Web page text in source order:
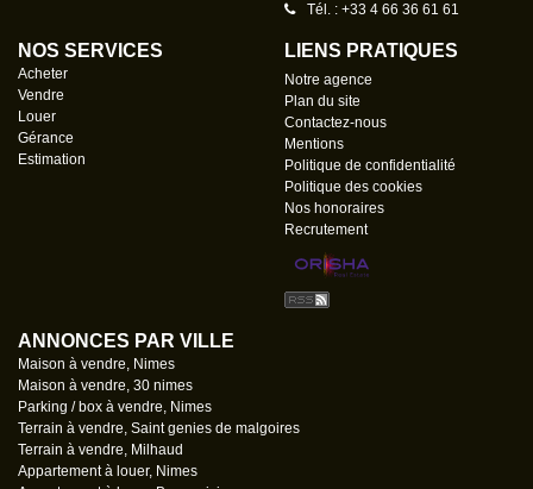
Tél. : +33 4 66 36 61 61
NOS SERVICES
Acheter
Vendre
Louer
Gérance
Estimation
LIENS PRATIQUES
Notre agence
Plan du site
Contactez-nous
Mentions
Politique de confidentialité
Politique des cookies
Nos honoraires
Recrutement
ANNONCES PAR VILLE
Maison à vendre, Nimes
Maison à vendre, 30 nimes
Parking / box à vendre, Nimes
Terrain à vendre, Saint genies de malgoires
Terrain à vendre, Milhaud
Appartement à louer, Nimes